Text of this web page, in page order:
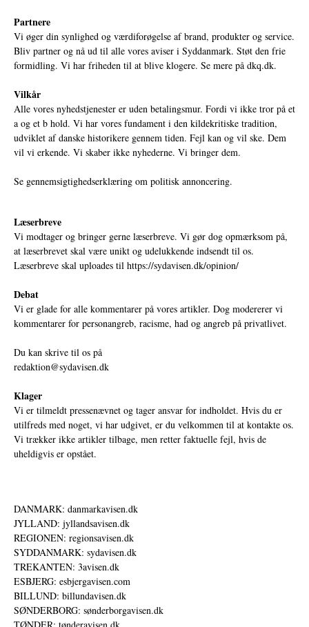
Partnere
Vi øger din synlighed og værdiforøgelse af brand, produkter og service.
Bliv partner og nå ud til alle vores aviser i Syddanmark. Støt den frie
formidling. Vi har friheden til at blive klogere. Se mere på dkq.dk.
Vilkår
Alle vores nyhedstjenester er uden betalingsmur. Fordi vi ikke tror på et
a og et b hold. Vi har vores fundament i den kildekritiske tradition,
udviklet af danske historikere gennem tiden. Fejl kan og vil ske. Dem
vil vi erkende. Vi skaber ikke nyhederne. Vi bringer dem.
Se gennemsigtighedserklæring om politisk annoncering.
Læserbreve
Vi modtager og bringer gerne læserbreve. Vi gør dog opmærksom på,
at læserbrevet skal være unikt og udelukkende indsendt til os.
Læserbreve skal uploades til https://sydavisen.dk/opinion/
Debat
Vi er glade for alle kommentarer på vores artikler. Dog modererer vi
kommentarer for personangreb, racisme, had og angreb på privatlivet.
Du kan skrive til os på
redaktion@sydavisen.dk
Klager
Vi er tilmeldt pressenævnet og tager ansvar for indholdet. Hvis du er
utilfreds med noget, vi har udgivet, er du velkommen til at kontakte os.
Vi trækker ikke artikler tilbage, men retter faktuelle fejl, hvis de
uheldigvis er opstået.
DANMARK: danmarkavisen.dk
JYLLAND: jyllandsavisen.dk
REGIONEN: regionsavisen.dk
SYDDANMARK: sydavisen.dk
TREKANTEN: 3avisen.dk
ESBJERG: esbjergavisen.com
BILLUND: billundavisen.dk
SØNDERBORG: sønderborgavisen.dk